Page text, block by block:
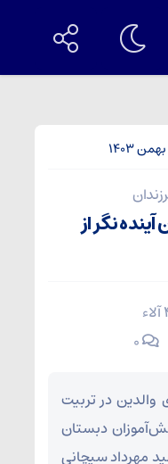
بهمن 1403
نگر از
۰
در تربیت
دبستان
مهرداد سیچانی